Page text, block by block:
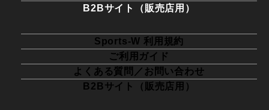
B2Bサイト（販売店用）
Sports-W 利用規約
ご利用ガイド
よくある質問／お問い合わせ
B2Bサイト（販売店用）